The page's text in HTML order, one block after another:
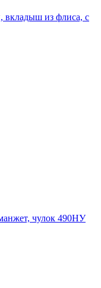
вкладыш из флиса, с
чулок 490НУ